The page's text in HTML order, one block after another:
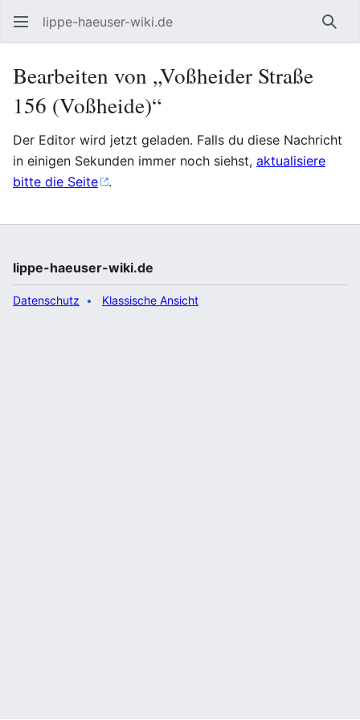
lippe-haeuser-wiki.de
Bearbeiten von „Voßheider Straße
156 (Voßheide)“
Der Editor wird jetzt geladen. Falls du diese Nachricht
in einigen Sekunden immer noch siehst, aktualisiere
bitte die Seite
.
lippe-haeuser-wiki.de
Datenschutz Klassische Ansicht